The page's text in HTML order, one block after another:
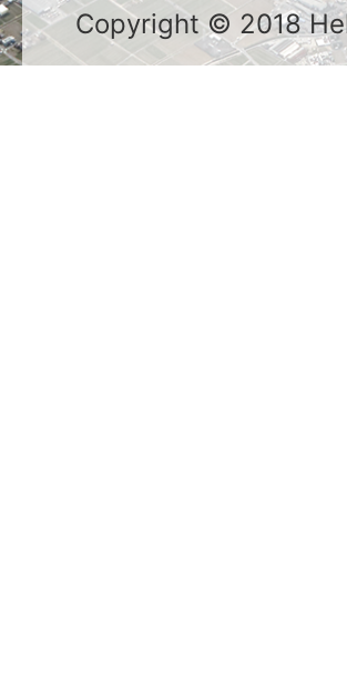
Copyright © 2018